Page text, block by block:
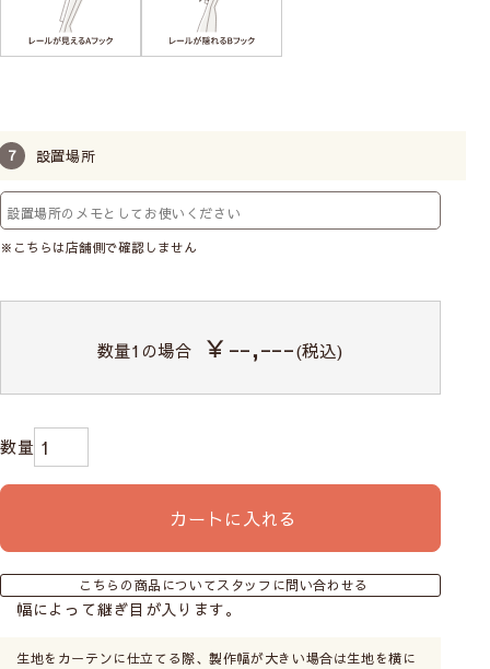
設置場所
※こちらは店舗側で確認しません
数量1の場合 ￥--,---(税込)
カートに入れる
こちらの商品についてスタッフに問い合わせる
幅によって継ぎ目が入ります。
生地をカーテンに仕立てる際、製作幅が大きい場合は生地を横に